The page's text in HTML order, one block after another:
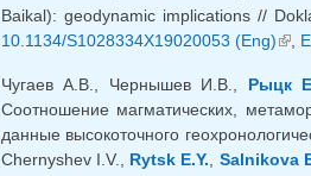
Baikal): geodynamic implications //
10.1134/S1028334X19020053 (Eng)
,
Чугаев А.В., Чернышев И.В., Рыцк
Соотношение магматических,
данные высокоточного
Chernyshev I.V., Rytsk E.Y. Salnikova